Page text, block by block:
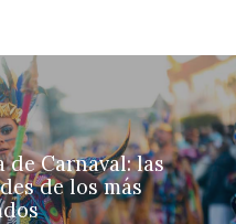
Carnaval: las
de los más